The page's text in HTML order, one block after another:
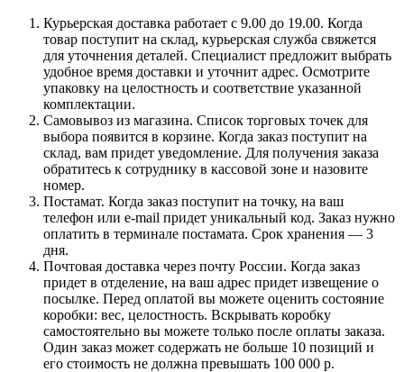
Курьерская доставка работает с 9.00 до 19.00. Когда
товар поступит на склад, курьерская служба свяжется
для уточнения деталей. Специалист предложит выбрать
удобное время доставки и уточнит адрес. Осмотрите
упаковку на целостность и соответствие указанной
комплектации.
Самовывоз из магазина. Список торговых точек для
выбора появится в корзине. Когда заказ поступит на
склад, вам придет уведомление. Для получения заказа
обратитесь к сотруднику в кассовой зоне и назовите
номер.
Постамат. Когда заказ поступит на точку, на ваш
телефон или e-mail придет уникальный код. Заказ нужно
оплатить в терминале постамата. Срок хранения — 3
дня.
Почтовая доставка через почту России. Когда заказ
придет в отделение, на ваш адрес придет извещение о
посылке. Перед оплатой вы можете оценить состояние
коробки: вес, целостность. Вскрывать коробку
самостоятельно вы можете только после оплаты заказа.
Один заказ может содержать не больше 10 позиций и
его стоимость не должна превышать 100 000 р.